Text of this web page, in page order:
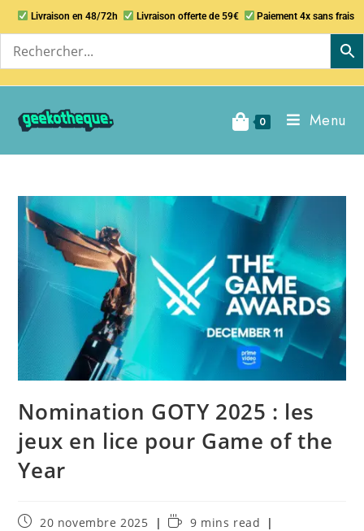
Livraison en 48/72h Livraison offerte de 59€ Paiement 4x sans frais
0 Menu
Nomination GOTY 2025 : les
jeux en lice pour Game of the
Year
20 novembre 2025
9 mins read